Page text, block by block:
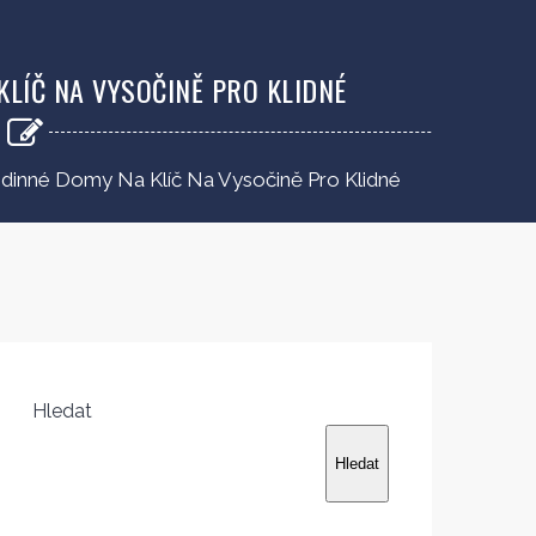
NA VYSOČINĚ PRO KLIDNÉ
Domy Na Klíč Na Vysočině Pro Klidné
Hledat
Hledat